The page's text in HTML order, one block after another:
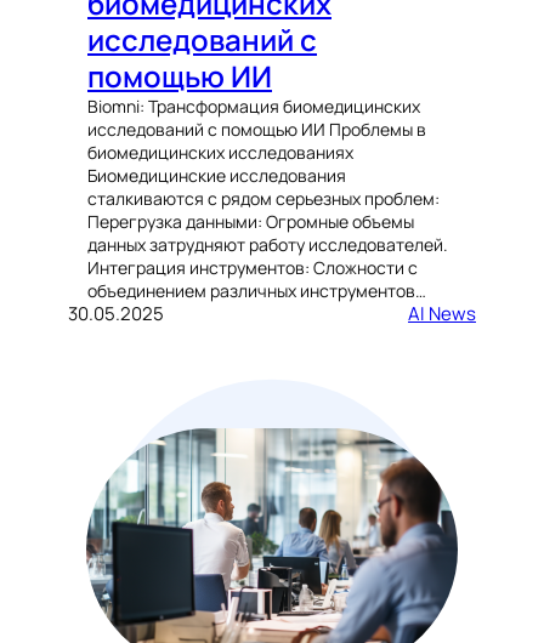
исследований с
помощью ИИ
Biomni: Трансформация биомедицинских
исследований с помощью ИИ Проблемы в
биомедицинских исследованиях
Биомедицинские исследования
сталкиваются с рядом серьезных проблем:
Перегрузка данными: Огромные объемы
данных затрудняют работу исследователей.
Интеграция инструментов: Сложности с
объединением различных инструментов…
30.05.2025 AI News